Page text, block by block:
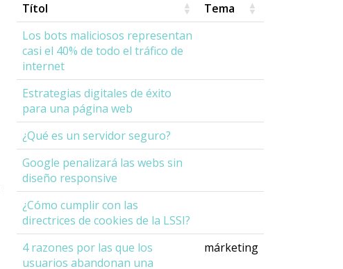
Títol
Tema
Los bots maliciosos representan
casi el 40% de todo el tráfico de
internet
Estrategias digitales de éxito
para una página web
¿Qué es un servidor seguro?
Google penalizará las webs sin
diseño responsive
¿Cómo cumplir con las
directrices de cookies de la LSSI?
4 razones por las que los
usuarios abandonan una
márketing